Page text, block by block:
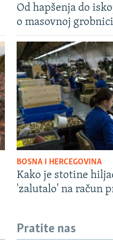
Od hapšenja do
o masovnoj
BOSNA I HERCEGOVINA
Kako je stotine
'zalutalo' na račun
Pratite nas